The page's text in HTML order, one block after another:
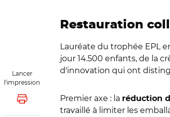
Lancer
l'impression
Lancer l'impression
Restauration
Lauréate du trophée EPL
jour 14.500 enfants, de la
d'innovation qui ont
Premier axe : la réduction
travaillé à limiter les